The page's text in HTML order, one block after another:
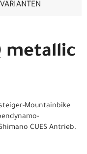
VARIANTEN
metallic
Mountainbike
CUES Antrieb.